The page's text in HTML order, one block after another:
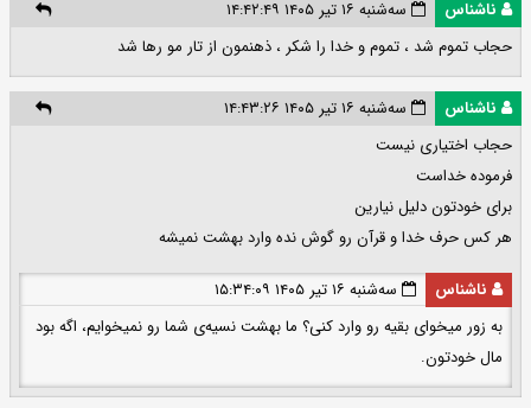
ناشناس
سه‌شنبه ۱۶ تیر ۱۴۰۵ ۱۴:۴۲:۴۹
حجاب تموم شد ، تموم و خدا را شکر ، ذهنمون از تار مو رها شد
ناشناس
سه‌شنبه ۱۶ تیر ۱۴۰۵ ۱۴:۴۳:۲۶
حجاب اختیاری نیست
فرموده خداست
برای خودتون دلیل نیارین
هر کس حرف خدا و قرآن رو گوش نده وارد بهشت نمیشه
ناشناس
سه‌شنبه ۱۶ تیر ۱۴۰۵ ۱۵:۳۴:۰۹
به زور میخوای بقیه رو وارد کنی؟ ما بهشت نسیه‌ی شما رو نمیخوایم، اگه بود
مال خودتون.